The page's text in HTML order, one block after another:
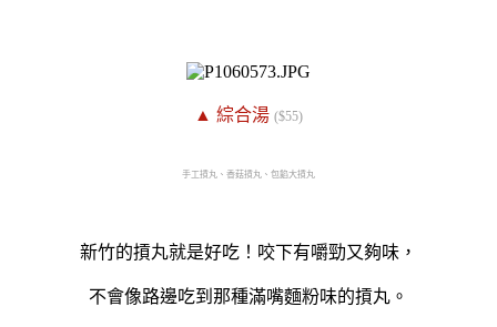
▲ 綜合湯 ($55)
手工摃丸、香菇摃丸、包餡大摃丸
新竹的摃丸就是好吃！咬下有嚼勁又夠味，
不會像路邊吃到那種滿嘴麵粉味的摃丸。